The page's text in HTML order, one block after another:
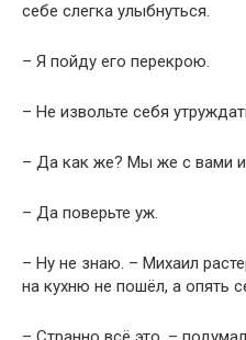
себе слегка улыбнуться.
– Я пойду его перекрою.
– Не извольте себя
– Да как же? Мы же с вами и
– Да поверьте уж.
– Ну не знаю. – Михаил
на кухню не пошёл, а опять